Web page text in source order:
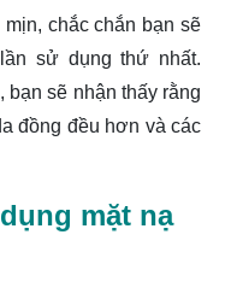
chắc chắn bạn sẽ
sử dụng thứ nhất.
sẽ nhận thấy rằng
đồng đều hơn và các
mặt nạ